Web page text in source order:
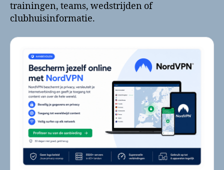
trainingen, teams, wedstrijden of
clubhuisinformatie.